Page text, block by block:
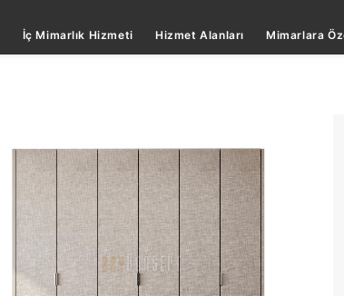
İç Mimarlık Hizmeti Hizmet Alanları Mimarlara